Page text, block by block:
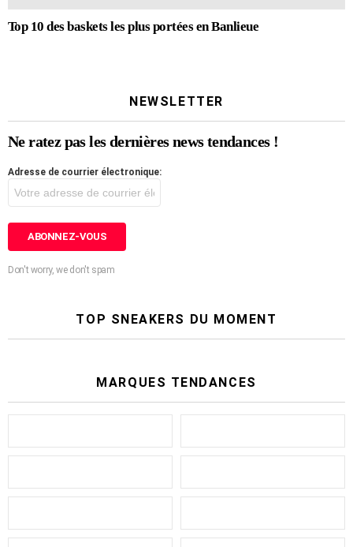
Top 10 des baskets les plus portées en Banlieue
NEWSLETTER
Ne ratez pas les dernières news tendances !
Adresse de courrier électronique:
Don't worry, we don't spam
TOP SNEAKERS DU MOMENT
MARQUES TENDANCES